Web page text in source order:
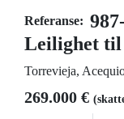
Referanse:
Leilighet til
Torrevieja,
269.000 €